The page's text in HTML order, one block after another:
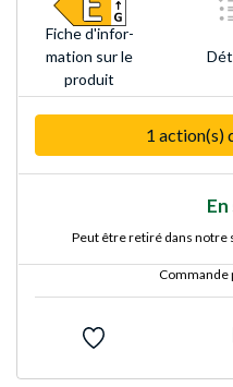
Fiche d'infor­
mation sur le
produit
1 action(s)
Peut être retiré dans notre
Commande